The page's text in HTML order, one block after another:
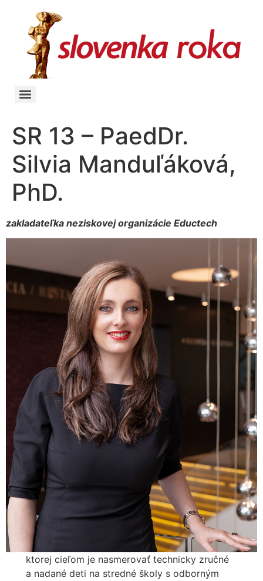
SR 13 – PaedDr.
Silvia Manduľáková,
PhD.
zakladateľka neziskovej organizácie Eductech
ktorej cieľom je nasmerovať technicky zručné
a nadané deti na stredné školy s odborným